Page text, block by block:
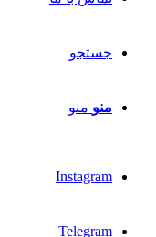
جستجو
منو منو
Instagram
Telegram